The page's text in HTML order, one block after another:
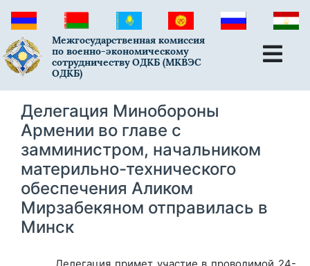
Межгосударственная комиссия
по военно-экономическому
сотрудничеству ОДКБ (МКВЭС
ОДКБ)
Делегация Минобороны
Армении во главе с
замминистром, начальником
материльно-технического
обеспечения Аликом
Мирзабекяном отправилась в
Минск